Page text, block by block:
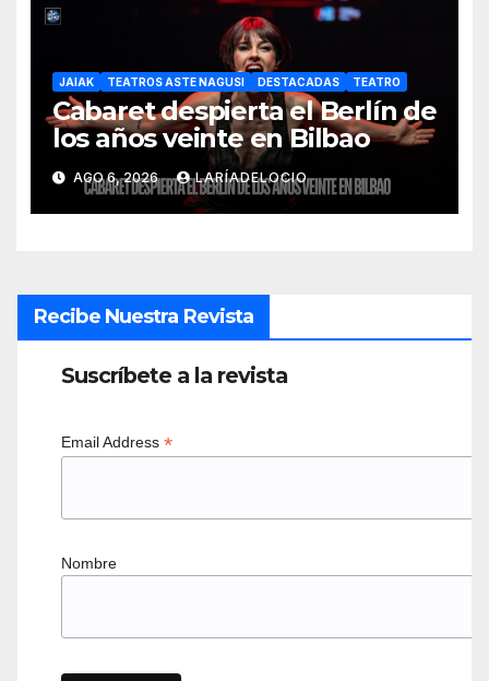
JAIAK TEATROS ASTE NAGUSI DESTACADAS TEATRO
Cabaret despierta el Berlín de
los años veinte en Bilbao
AGO 6, 2026 LARÍADELOCIO
Recibe Nuestra Revista
Suscríbete a la revista
Email Address *
Nombre